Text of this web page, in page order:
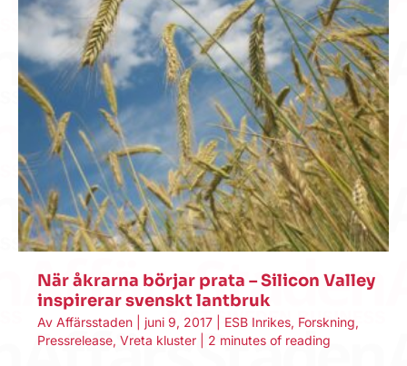
När åkrarna börjar prata – Silicon Valley
inspirerar svenskt lantbruk
Av Affärsstaden juni 9, 2017 ESB Inrikes, Forskning,
Pressrelease, Vreta kluster 2 minutes of reading